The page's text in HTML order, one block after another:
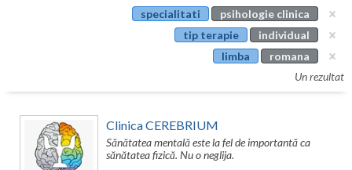
Calarasi
Caras-Severin
specialitati
psihologie clinica
tip terapie
individual
limba
romana
Un rezultat
Clinica CEREBRIUM
Sănătatea mentală este la fel de importantă ca
sănătatea fizică. Nu o neglija.